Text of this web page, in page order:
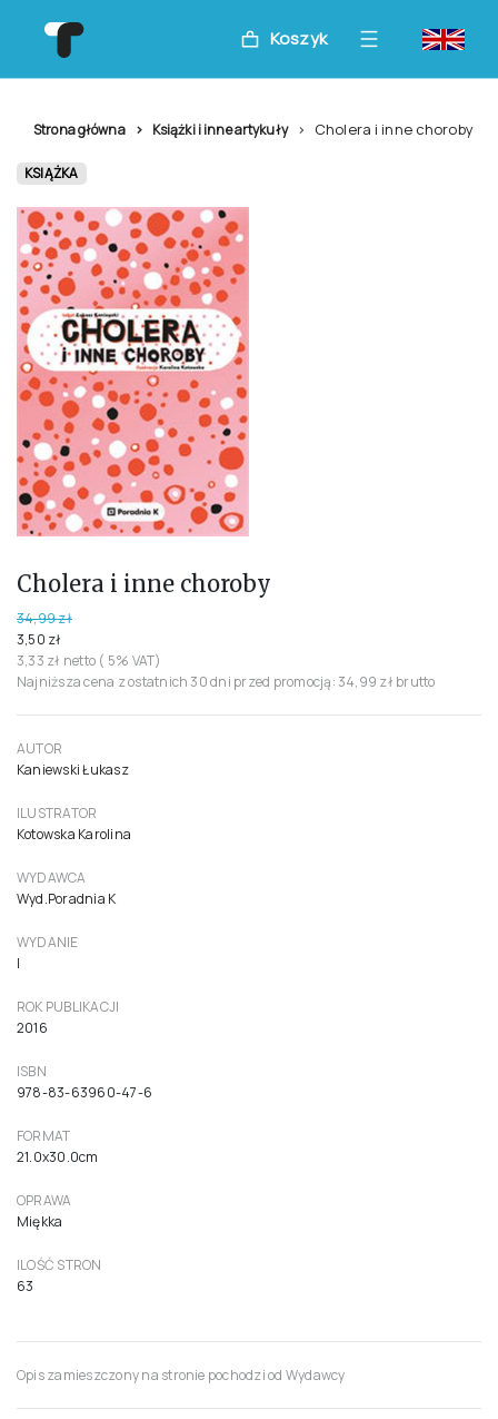
Koszyk
Strona główna Książki i inne artykuły Cholera i inne choroby
KSIĄŻKA
Cholera i inne choroby
34,99 zł
3,50 zł
3,33 zł netto ( 5% VAT)
Najniższa cena z ostatnich 30 dni przed promocją: 34,99 zł brutto
AUTOR
Kaniewski Łukasz
ILUSTRATOR
Kotowska Karolina
WYDAWCA
Wyd.Poradnia K
WYDANIE
I
ROK PUBLIKACJI
2016
ISBN
978-83-63960-47-6
FORMAT
21.0x30.0cm
OPRAWA
Miękka
ILOŚĆ STRON
63
Opis zamieszczony na stronie pochodzi od Wydawcy